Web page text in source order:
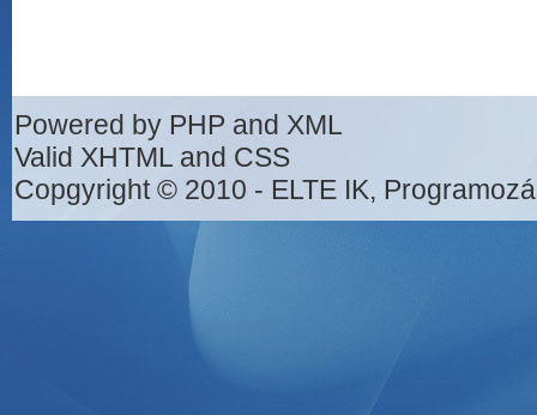
Powered by PHP and XML
Valid XHTML and CSS
Copgyright © 2010 - ELTE IK,